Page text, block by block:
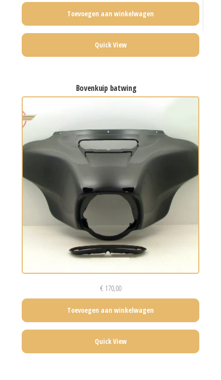
Toevoegen aan winkelwagen
Quick View
bovenkuip batwing
€170,00
Toevoegen aan winkelwagen
Quick View